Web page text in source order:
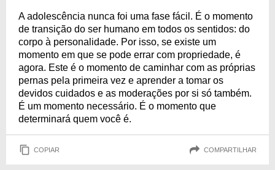
A adolescência nunca foi uma fase fácil. É o momento
de transição do ser humano em todos os sentidos: do
corpo à personalidade. Por isso, se existe um
momento em que se pode errar com propriedade, é
agora. Este é o momento de caminhar com as próprias
pernas pela primeira vez e aprender a tomar os
devidos cuidados e as moderações por si só também.
É um momento necessário. É o momento que
determinará quem você é.
COPIAR COMPARTILHAR